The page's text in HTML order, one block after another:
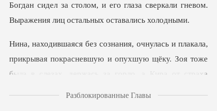
История чтения
Выйти
аза сверкали гневом.
Выражения л
икрывая покрасневшую и опухшую щёку. Зоя тоже
была в сл
Разблокированные Главы